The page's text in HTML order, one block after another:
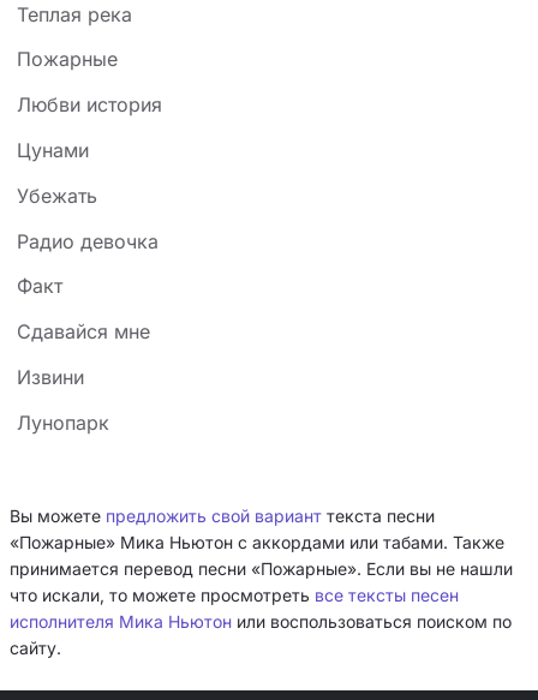
Теплая река
Пожарные
Любви история
Цунами
Убежать
Радио девочка
Факт
Сдавайся мне
Извини
Лунопарк
Вы можете предложить свой вариант текста песни
«Пожарные» Мика Ньютон с аккордами или табами. Также
принимается перевод песни «Пожарные». Если вы не нашли
что искали, то можете просмотреть все тексты песен
исполнителя Мика Ньютон или воспользоваться поиском по
сайту.